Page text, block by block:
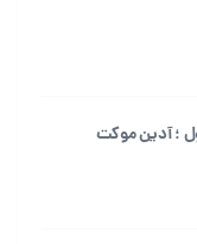
؛ آدین موکت